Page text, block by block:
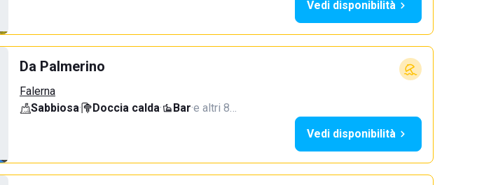
Vedi disponibilità
Da Palmerino
Falerna
Sabbiosa· Doccia calda· Bar·e altri 8…
Vedi disponibilità